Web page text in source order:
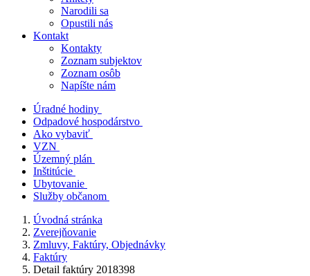
Narodili sa
Opustili nás
Kontakt
Kontakty
Zoznam subjektov
Zoznam osôb
Napíšte nám
Úradné hodiny
Odpadové hospodárstvo
Ako vybaviť
VZN
Územný plán
Inštitúcie
Ubytovanie
Služby občanom
Úvodná stránka
Zverejňovanie
Zmluvy, Faktúry, Objednávky
Faktúry
Detail faktúry 2018398